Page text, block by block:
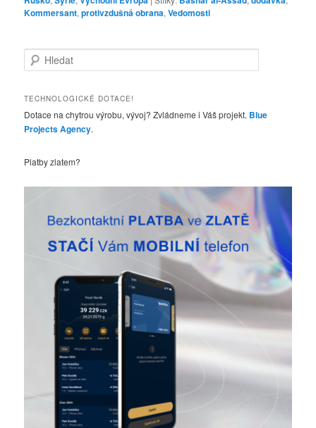
Kommersant,protivzdušná obrana,Vedomosti
l
d
t
TECHNOLOGICKÉ DOTACE!
Dotace na chytrou výrobu, vývoj? Zvládneme i Váš projekt. Blue
Projects Agency.
Platby zlatem?